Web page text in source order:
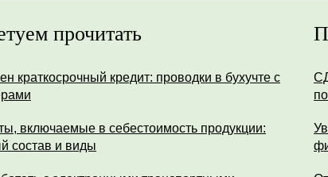
прочитать
краткосрочный кредит: проводки в бухучте с
включаемые в себестоимость продукции:
состав и виды